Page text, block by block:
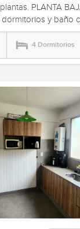
PLANTA
y baño
4 Dormitorios